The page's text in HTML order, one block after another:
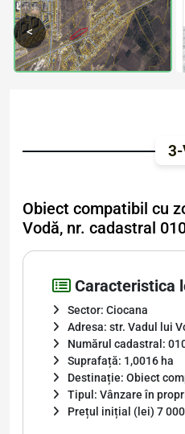
<
Obiect compatibil cu
Vodă, nr. cadastral
Caracteristica
Sector: Ciocana
Adresa: str. Vadul lui
Numărul cadastral:
Suprafață: 1,0016 ha
Destinație: Obiect
Tipul: Vânzare în
Prețul inițial (lei) 7